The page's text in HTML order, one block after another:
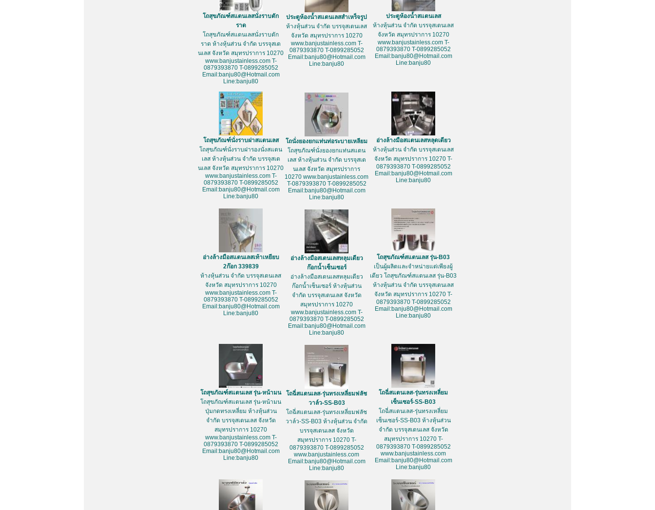
โถสุขภัณฑ์สแตนเลสนั่งราบตัก
ราด
โถสุขภัณฑ์สแตนเลสนั่งราบตัก
ราด ห้างหุ้นส่วน จำกัด บรรจุสเต
นเลส จังหวัด สมุทรปราการ 10270
www.banjustainless.com T-
0879393870 T-0899285052
Email:banju80@Hotmail.com
Line:banju80
ประตูห้องน้ำสแตนเลสสำเหร็จรูป
ห้างหุ้นส่วน จำกัด บรรจุสเตนเลส
จังหวัด สมุทรปราการ 10270
www.banjustainless.com T-
0879393870 T-0899285052
Email:banju80@Hotmail.com
Line:banju80
ประตูห้องน้ำสแตนเลส
ห้างหุ้นส่วน จำกัด บรรจุสเตนเลส
จังหวัด สมุทรปราการ 10270
www.banjustainless.com T-
0879393870 T-0899285052
Email:banju80@Hotmail.com
Line:banju80
โถสุขภัณฑ์นั่งราบฝาสแตนเลส
โถสุขภัณฑ์นั่งราบฝารองนั่งสแตน
เลส ห้างหุ้นส่วน จำกัด บรรจุสเต
นเลส จังหวัด สมุทรปราการ 10270
www.banjustainless.com T-
0879393870 T-0899285052
Email:banju80@Hotmail.com
Line:banju80
โถนั่งยองยกแท่นท่อระบายเหลียม
โถสุขภัณฑ์นั่งยองยกแท่นสแตน
เลส ห้างหุ้นส่วน จำกัด บรรจุสเต
นเลส จังหวัด สมุทรปราการ
10270 www.banjustainless.com
T-0879393870 T-0899285052
Email:banju80@Hotmail.com
Line:banju80
อ่างล้างมือสแตนเลสหลุดเดียว
ห้างหุ้นส่วน จำกัด บรรจุสเตนเลส
จังหวัด สมุทรปราการ 10270 T-
0879393870 T-0899285052
Email:banju80@Hotmail.com
Line:banju80
อ่างล้างมือสแตนเลสเท้าเหยียบ
2ก๊อก 339839
ห้างหุ้นส่วน จำกัด บรรจุสเตนเลส
จังหวัด สมุทรปราการ 10270
www.banjustainless.com T-
0879393870 T-0899285052
Email:banju80@Hotmail.com
Line:banju80
อ่างล้างมือสเตนเลสหลุมเดียว
ก๊อกน้ำเซ็นเซอร์
อ่างล้างมือสเตนเลสหลุมเดียว
ก๊อกน้ำเซ็นเซอร์ ห้างหุ้นส่วน
จำกัด บรรจุสเตนเลส จังหวัด
สมุทรปราการ 10270
www.banjustainless.com T-
0879393870 T-0899285052
Email:banju80@Hotmail.com
Line:banju80
โถสุขภัณฑ์สแตนเลส รุ่น-B03
เป็นผู้ผลิตและจำหน่ายแต่เพียงผู้
เดียว โถสุขภัณฑ์สแตนเลส รุ่น-B03
ห้างหุ้นส่วน จำกัด บรรจุสเตนเลส
จังหวัด สมุทรปราการ 10270 T-
0879393870 T-0899285052
Email:banju80@Hotmail.com
Line:banju80
โถสุขภัณฑ์สแตนเลส รุ่น-หน้ามน
โถสุขภัณฑ์สแตนเลส รุ่น-หน้ามน
ปุ่มกดทรงเหลี่ยม ห้างหุ้นส่วน
จำกัด บรรจุสเตนเลส จังหวัด
สมุทรปราการ 10270
www.banjustainless.com T-
0879393870 T-0899285052
Email:banju80@Hotmail.com
Line:banju80
โถฉี่สแตนเลส-รุ่นทรงเหลี่ยมฟลัช
วาล์ว-SS-B03
โถฉี่สแตนเลส-รุ่นทรงเหลี่ยมฟลัช
วาล์ว-SS-B03 ห้างหุ้นส่วน จำกัด
บรรจุสเตนเลส จังหวัด
สมุทรปราการ 10270 T-
0879393870 T-0899285052
www.banjustainless.com
Email:banju80@Hotmail.com
Line:banju80
โถฉี่สแตนเลส-รุ่นทรงเหลี่ยม
เซ็นเซอร์-SS-B03
โถฉี่สแตนเลส-รุ่นทรงเหลี่ยม
เซ็นเซอร์-SS-B03 ห้างหุ้นส่วน
จำกัด บรรจุสเตนเลส จังหวัด
สมุทรปราการ 10270 T-
0879393870 T-0899285052
www.banjustainless.com
Email:banju80@Hotmail.com
Line:banju80